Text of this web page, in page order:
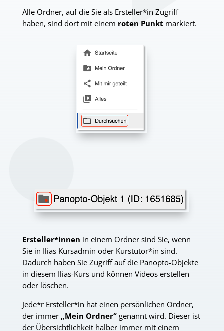
Alle Ordner, auf die Sie als Ersteller*in Zugriff
haben, sind dort mit einem roten Punkt markiert.
Ersteller*innen in einem Ordner sind Sie, wenn
Sie in Ilias Kursadmin oder Kurstutor*in sind.
Dadurch haben Sie Zugriff auf die Panopto-Objekte
in diesem Ilias-Kurs und können Videos erstellen
oder löschen.
Jede*r Ersteller*in hat einen persönlichen Ordner,
der immer „Mein Ordner“genannt wird. Dieser ist
der Übersichtlichkeit halber immer mit einem